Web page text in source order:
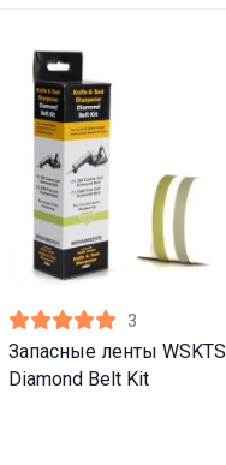
3
Запасные ленты WSKTS
Diamond Belt Kit